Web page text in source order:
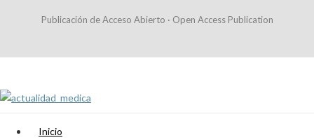
Publicación de Acceso Abierto · Open Access Publication
Inicio